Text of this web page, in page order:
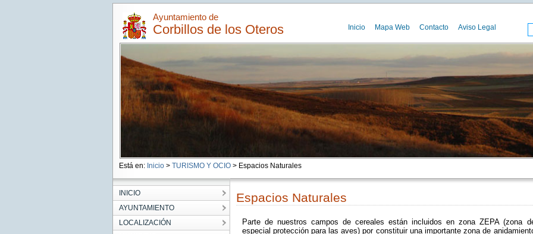
Ayuntamiento de
Corbillos de los Oteros Inicio Mapa Web Contacto Aviso Legal
Está en: Inicio > TURISMO Y OCIO> Espacios Naturales
INICIO
AYUNTAMIENTO
LOCALIZACIÓN
Espacios Naturales
Parte de nuestros campos de cereales están incluidos en zona ZEPA (zona
especial protección para las aves) por constituir una importante zona de